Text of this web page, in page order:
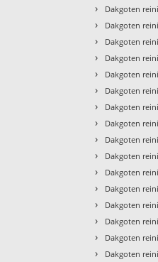
› Dakgoten
› Dakgoten
› Dakgoten
› Dakgoten
› Dakgoten
› Dakgoten
› Dakgoten
› Dakgoten
› Dakgoten
› Dakgoten
› Dakgoten
› Dakgoten
› Dakgoten
› Dakgoten
› Dakgoten
› Dakgoten